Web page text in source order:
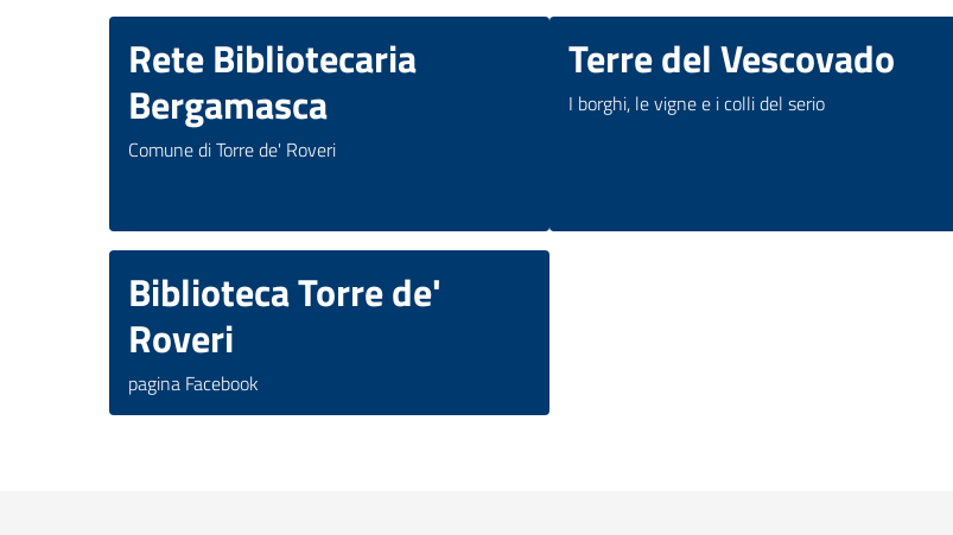
Rete Bibliotecaria
Bergamasca
Comune di Torre de' Roveri
Terre del Vescovado
I borghi, le vigne e i colli del serio
Biblioteca Torre de'
Roveri
pagina Facebook